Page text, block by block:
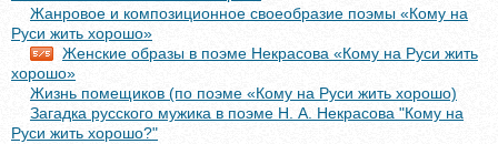
Жанровое и композиционное своеобразие поэмы «Кому на
Руси жить хорошо»
Женские образы в поэме Некрасова «Кому на Руси жить
хорошо»
Жизнь помещиков (по поэме «Кому на Руси жить хорошо)
Загадка русского мужика в поэме Н. А. Некрасова "Кому на
Руси жить хорошо?"